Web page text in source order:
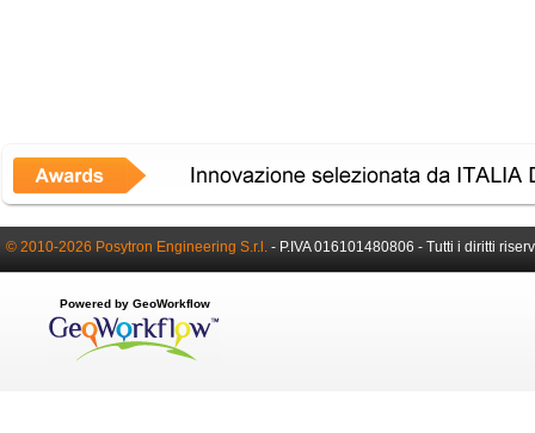
© 2010-2026 Posytron Engineering S.r.l. - P.IVA 016101480806 - Tutti i diritti
Powered by GeoWorkflow